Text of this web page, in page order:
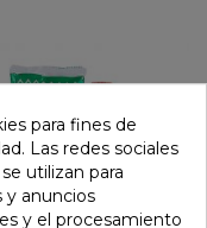
para fines de
Las redes sociales
utilizan para
y anuncios
y el procesamiento